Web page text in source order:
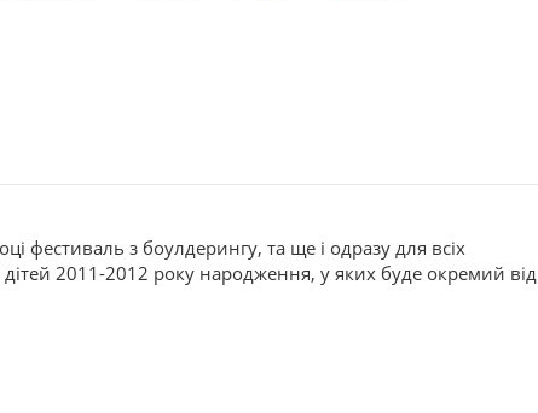
фестиваль з боулдерингу, та ще і одразу для всіх
2011-2012 року народження, у яких буде окремий від